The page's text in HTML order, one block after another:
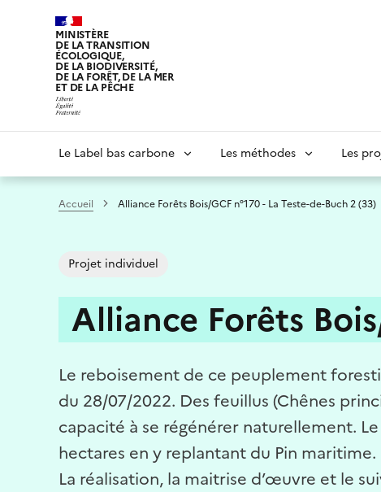
MINISTÈRE
DE LA TRANSITION
ÉCOLOGIQUE,
DE LA BIODIVERSITÉ,
DE LA FORÊT, DE LA MER
ET DE LA PÊCHE
principale
Le Label bas carbone Les méthodes Les
Accueil Alliance Forêts Bois/GCF n°170 - La Teste-de-Buch 2 (33)
Projet individuel
Alliance Forêts
Le reboisement de ce peuplement
du 28/07/2022. Des feuillus (Chênes
capacité à se régénérer naturellement.
hectares en y replantant du Pin maritime.
La réalisation, la maitrise d’œuvre et le